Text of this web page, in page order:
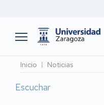
Ruta
de
navegación
Inicio Noticias
Escuchar